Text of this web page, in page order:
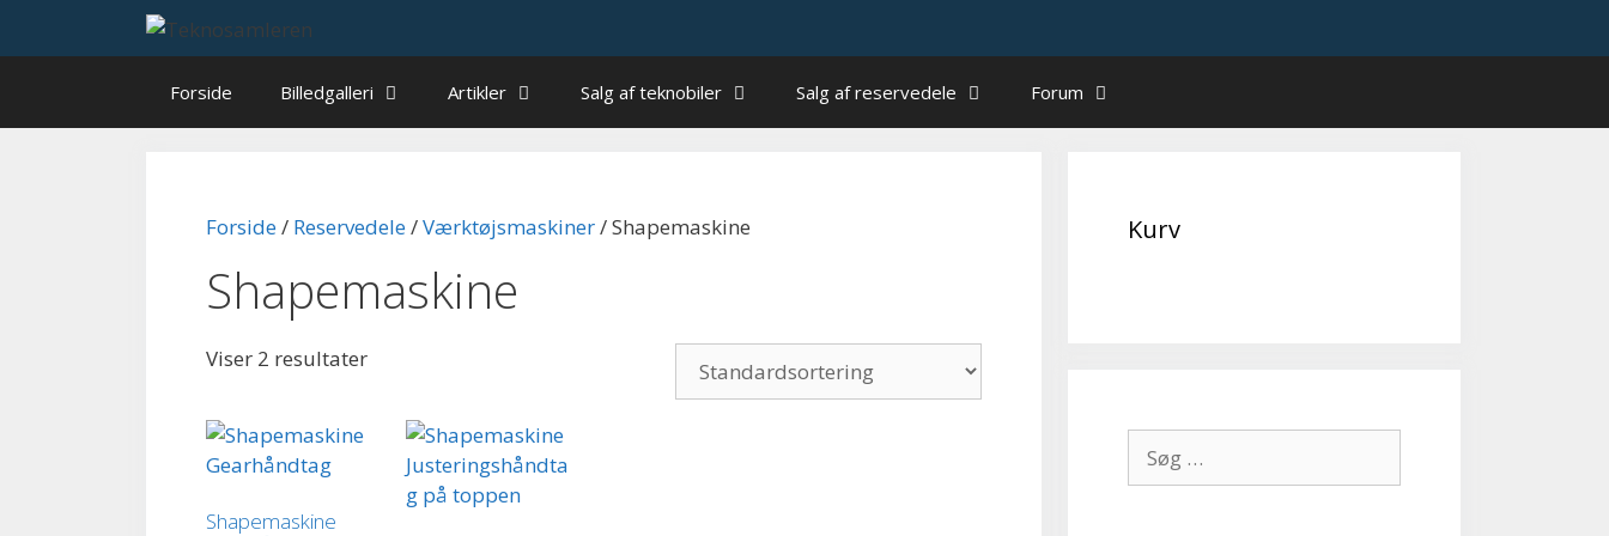
Forside Billedgalleri Artikler Salg af teknobiler Salg af reservedele Forum
Forside/ Reservedele/Værktøjsmaskiner/ Shapemaskine
Shapemaskine
Viser 2 resultater
Shapemaskine
Kurv
efter: